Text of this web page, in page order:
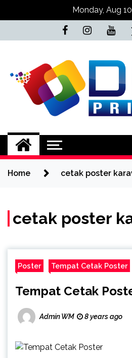
Monday, Aug
Jasa
DMG
Home cetak poster
cetak poster
Poster Tempat Cetak Poster
Tempat Cetak
Admin WM 8 years ago